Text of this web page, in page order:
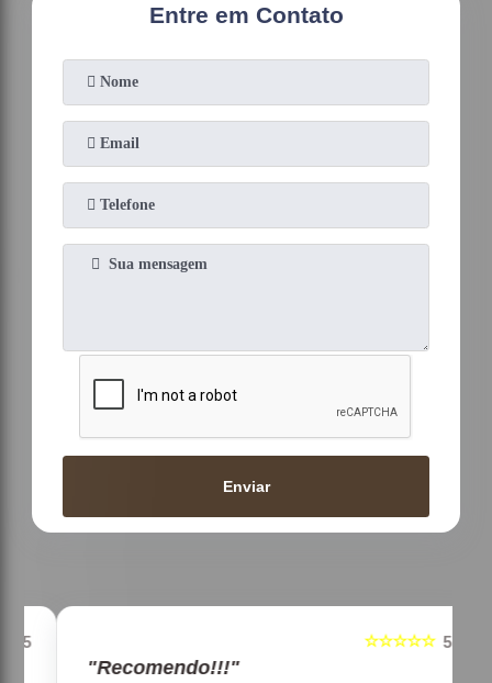
Entre em Contato
Enviar
5
☆☆☆☆☆
"Recomendo!!!"